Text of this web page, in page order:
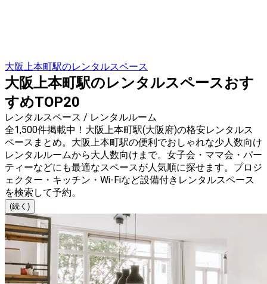
大阪上本町駅のレンタルスペース
大阪上本町駅のレンタルスペースおす
すめTOP20
レンタルスペース / レンタルルーム
全1,500件掲載中！大阪上本町駅(大阪府)の格安レンタルス
ペースまとめ。大阪上本町駅の便利でおしゃれな少人数向け
レンタルルームから大人数向けまで。女子会・ママ会・パー
ティーなどにも最適なスペースが人気順に探せます。プロジ
ェクター・キッチン・Wi-Fiなど設備付きレンタルスペース
を検索して予約。
(続く)